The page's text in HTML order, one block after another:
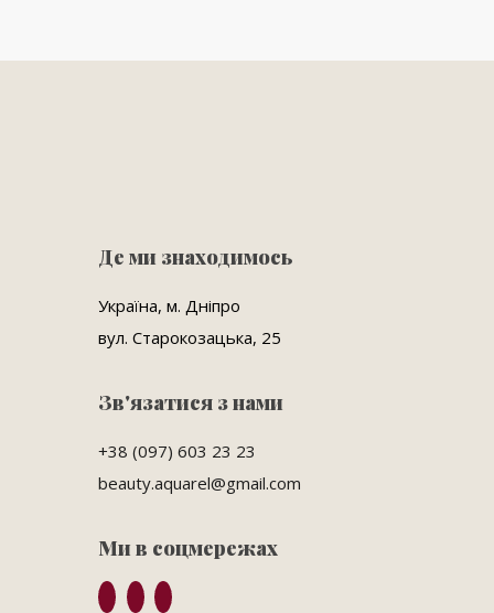
Де ми знаходимось
Україна, м. Дніпро
вул. Старокозацька, 25
Зв'язатися з нами
+38 (097) 603 23 23
beauty.aquarel@gmail.com
Ми в соцмережах